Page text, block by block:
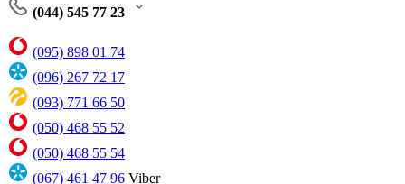
(044) 545 77 23
(095) 898 01 74
(096) 267 72 17
(093) 771 66 50
(050) 468 55 52
(050) 468 55 54
(067) 461 47 96 Viber